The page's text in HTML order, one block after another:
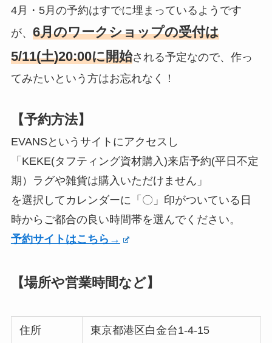
4月・5月の予約はすでに埋まっているようです
が、 6月のワークショップの受付は
5/11(土)20:00に開始される予定なので、作っ
てみたいという方はお忘れなく！
【予約方法】
EVANSというサイトにアクセスし
「KEKE(タフティング資材購入)来店予約(平日不定
期）ラグや雑貨は購入いただけません」
を選択してカレンダーに「〇」印がついている日
時からご都合の良い時間帯を選んでください。
予約サイトはこちら→
【場所や営業時間など】
住所 東京都港区白金台1-4-15